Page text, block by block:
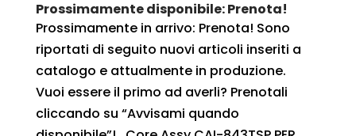
Prossimamente disponibile: Prenota!
Prossimamente in arrivo: Prenota! Sono
riportati di seguito nuovi articoli inseriti a
catalogo e attualmente in produzione.
Vuoi essere il primo ad averli? Prenotali
cliccando su “Avvisami quando